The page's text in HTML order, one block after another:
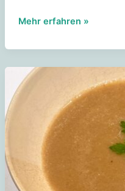
Champignonroomsaus
Mehr erfahren »